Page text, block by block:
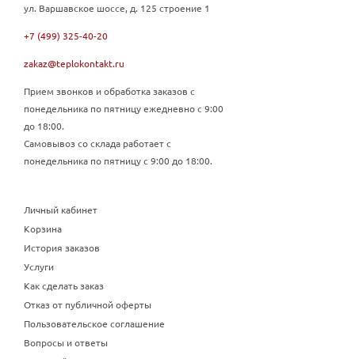
ул. Варшавское шоссе, д. 125 строение 1
+7 (499) 325-40-20
zakaz@teplokontakt.ru
Прием звонков и обработка заказов с
понедельника по пятницу ежедневно с 9:00
до 18:00.
Самовывоз со склада работает с
понедельника по пятницу с 9:00 до 18:00.
Личный кабинет
Корзина
История заказов
Услуги
Как сделать заказ
Отказ от публичной оферты
Пользовательское соглашение
Вопросы и ответы